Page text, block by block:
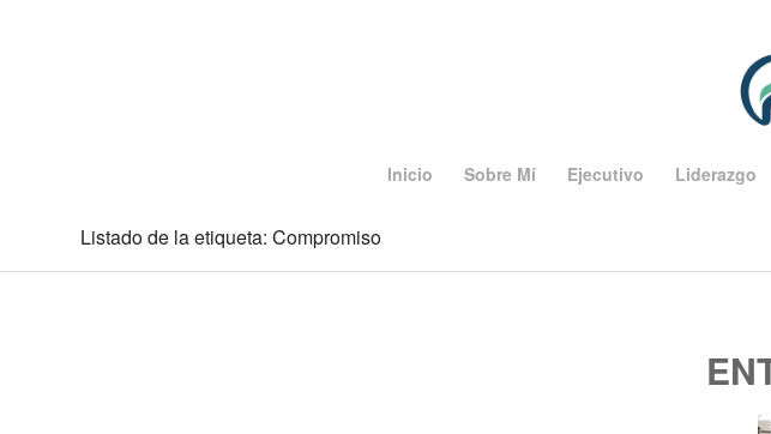
Inicio Sobre Mí Ejecutivo Liderazgo
Listado de la etiqueta: Compromiso